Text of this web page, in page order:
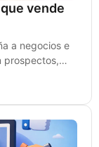
vende
a negocios e
prospectos,